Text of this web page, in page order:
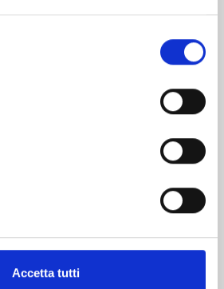
Accetta tutti
Mostra tutto